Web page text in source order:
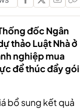
đốc Ngân
thảo Luật Nhà ở
nghiệp mua
để thúc đẩy gói
bổ sung kết quả